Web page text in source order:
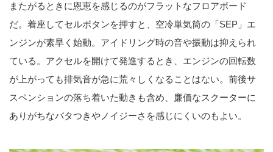
またがるときに恩恵を感じるのがフラットなフロアボード
だ。着座してセルボタンを押すと、空冷単気筒の「SEP」エ
ンジンが素早く始動。アイドリング時の音や振動は抑えられ
ている。アクセルを開けて発進するとき、エンジンの回転数
が上がっても排気音が急に荒々しくなることはない。前後サ
スペンションの落ち着いた動きも含め、廉価なスクーターに
ありがちなバタつきやノイジーさを感じにくいのもよい。